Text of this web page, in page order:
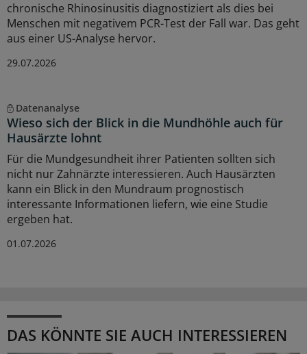
chronische Rhinosinusitis diagnostiziert als dies bei
Menschen mit negativem PCR-Test der Fall war. Das geht
aus einer US-Analyse hervor.
29.07.2026
Datenanalyse
Wieso sich der Blick in die Mundhöhle auch für
Hausärzte lohnt
Für die Mundgesundheit ihrer Patienten sollten sich
nicht nur Zahnärzte interessieren. Auch Hausärzten
kann ein Blick in den Mundraum prognostisch
interessante Informationen liefern, wie eine Studie
ergeben hat.
01.07.2026
DAS KÖNNTE SIE AUCH INTERESSIEREN